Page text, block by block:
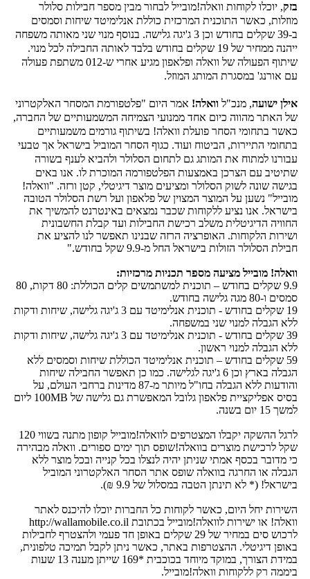
בזק, יוכלו לקוחות וואלה!מובייל לבחור מבין מספר חבילות סלולר
מוזלות, כאשר התוכנית המרכזית כוללת אנלימיטד שיחות וסמסים
ב-39 שקלים בחודש וכן 3 ג'יגה גלישה. בנוסף מנוי שני מאותה משפחה
ייהנה ממחיר של 19 שקלים בחודש בלבד לאותה החבילה לכל מנוי.
שיתוף הפעולה של וואלה ופלאפון מגיע אחרי ש-012 משתפת פעולה
עם אורנג' במסגרת המותג המוזל.
אילן ישועה, מנכ"ל וואלה! אמר היום "פלטפורמת המסחר האלקטרוני
של האתר מהווה כיום אחד ממנועי הצמיחה המשמעותיים של החברה,
כאשר בתחומי הסחר פועלת וואלה! בשיתוף גורמים משמעותיים
בתחומי התיירות, הביטוח ועוד. כגוף הסחר המוביל בישראל אך טבעי
עבורנו למתוח את המותג גם לתחום הסלולר ולהביא לענף בשורה
שתיטיב עם הצרכן באמצעות הפלטפורמה המוכרת לו. אנו באים
בגישה שונה לשוק הסלולר ומציעים מוצר דיגיטלי, קטן ורזה. "וואלה!
מובייל" נשען על המוצר המצוין של פלאפון ועל רשת הסלולר הטובה
בישראל. אנו נציע ללקוחות שכבר נמצאים באינטרנט להמשיך את
החוויה הדיגיטלית משלב רכישת החבילות ועד קבלת החשבונית
ושירות הלקוחות. האופרציה הרזה שבנינו תאפשר לנו להציע את
חבילת הסלולר הזולות בישראל החל מ-9.9 שקל בחודש."
וואלה! מובייל מציעה מספר תכניות מרכזיות:
9.9 שקלים בחודש – תוכנית למשתמשים קלים הכוללת: 80 דקות, 80
סמסים ו-80 מגה גלישה בחודש.
19 שקלים בחודש - תוכנית אנלימיטד עם 3 ג'יגה גלישה, שיחות ודקות
ללא הגבלה למנוי שני במשפחה.
39 שקלים בחודש - תוכנית אנלימיטד עם 3 ג'יגה גלישה, שיחות ודקות
ללא הגבלה למנוי ראשון.
59 שקלים בחודש – תוכנית אנלימיטד הכוללת שיחות וסמסים ללא
הגבלה בארץ וכן 6 ג'יגה לגלישה. כמו כן תאפשר החבילה שיחות
והודעות ללא הגבלה בחו"ל מיותר מ-87 מדינות ברחבי העולם, על
בסיס אפליקציית פלאפון גלובל המאפשרת גם גלישה של 100MB ליום
למשך 15 יום בשנה.
לרגל ההשקה יקבלו המצטרפים לוואלה!מובייל קופון מתנה בשווי 120
שקל לרכישת מוצרים בוואלה!שופס תוך ימים ספורים. וואלה מבהירה
כי מדובר בכסף אמתי שניתן יהיה לנצלו בכל קנייה ובכל מוצר ללא
הגבלה או החרגה בוואלה שופס אתר הסחר האלקטרוני המוביל
בישראל! (* לא תינתן הטבה במסלול של 9.9 ₪).
השירות יחל היום, כאשר לקוחות כל החברות יוכלו להיכנס לאתר
וואלה! או ישירות לוואלה!מובייל בכתובת http://wallamobile.co.il
לרכוש סים במחיר של 29 שקלים באופן חד פעמי ולהצטרף לחבילות
באופן דיגיטלי. ההצטרפות באתר, כאשר ניתן לקבל תמיכה טלפונית,
במידת הצורך, במוקד מיוחד בכוכבית *169 שייתן מענה 13 שעות
ביממה רק ללקוחות וואלה!מובייל.